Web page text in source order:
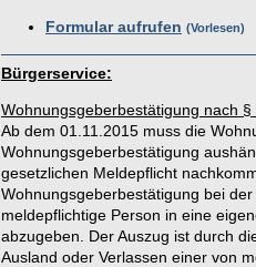
Formular aufrufen Vorlesen
Bürgerservice:
Wohnungsgeberbestätigung nach
Ab dem 01.11.2015 muss die
Wohnungsgeberbestätigung
gesetzlichen Meldepflicht
Wohnungsgeberbestätigung bei
meldepflichtige Person in eine
abzugeben. Der Auszug ist durch
Ausland oder Verlassen einer von